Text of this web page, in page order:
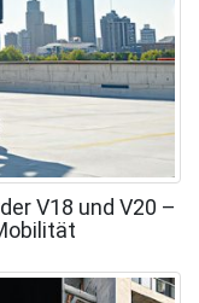
V18 und V20 –